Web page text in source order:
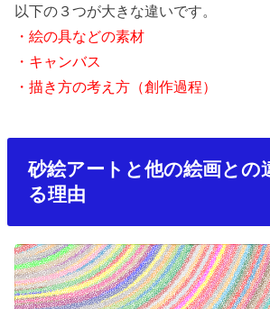
以下の３つが大きな違いです。
・絵の具などの素材
・キャンバス
・描き方の考え方（創作過程）
砂絵アートと他の絵画との
る理由